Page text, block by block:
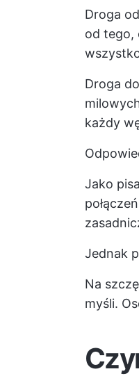
Droga
od tego,
Droga
każdy
Jako
Jednak
Na
myśli.